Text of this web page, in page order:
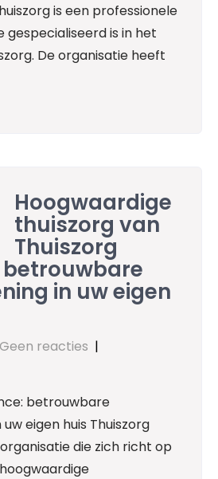
is een professionele
gespecialiseerd is in het
De organisatie heeft
Hoogwaardige
thuiszorg van
Thuiszorg
betrouwbare
in uw eigen
Geen reacties |
betrouwbare
eigen huis Thuiszorg
die zich richt op